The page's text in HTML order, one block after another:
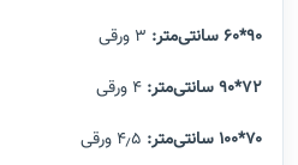
۹۰*۶۰ سانتی‌متر:
3 ورقی
۷۲*۹۰ سانتی‌متر:
4 ورقی
۷۰*۱۰۰ سانتی‌متر: